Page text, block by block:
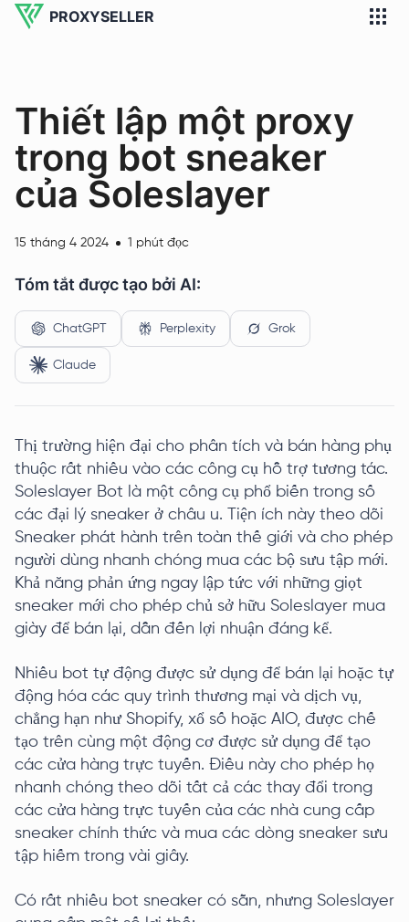
PROXYSELLER
Thiết lập một proxy
trong bot sneaker
của Soleslayer
15 tháng 4 2024 1 phút đọc
Tóm tắt được tạo bởi AI:
ChatGPT Perplexity Grok
Claude
Thị trường hiện đại cho phân tích và bán hàng phụ
thuộc rất nhiều vào các công cụ hỗ trợ tương tác.
Soleslayer Bot là một công cụ phổ biến trong số
các đại lý sneaker ở châu u. Tiện ích này theo dõi
Sneaker phát hành trên toàn thế giới và cho phép
người dùng nhanh chóng mua các bộ sưu tập mới.
Khả năng phản ứng ngay lập tức với những giọt
sneaker mới cho phép chủ sở hữu Soleslayer mua
giày để bán lại, dẫn đến lợi nhuận đáng kể.
Nhiều bot tự động được sử dụng để bán lại hoặc tự
động hóa các quy trình thương mại và dịch vụ,
chẳng hạn như Shopify, xổ số hoặc AIO, được chế
tạo trên cùng một động cơ được sử dụng để tạo
các cửa hàng trực tuyến. Điều này cho phép họ
nhanh chóng theo dõi tất cả các thay đổi trong
các cửa hàng trực tuyến của các nhà cung cấp
sneaker chính thức và mua các dòng sneaker sưu
tập hiếm trong vài giây.
Có rất nhiều bot sneaker có sẵn, nhưng Soleslayer